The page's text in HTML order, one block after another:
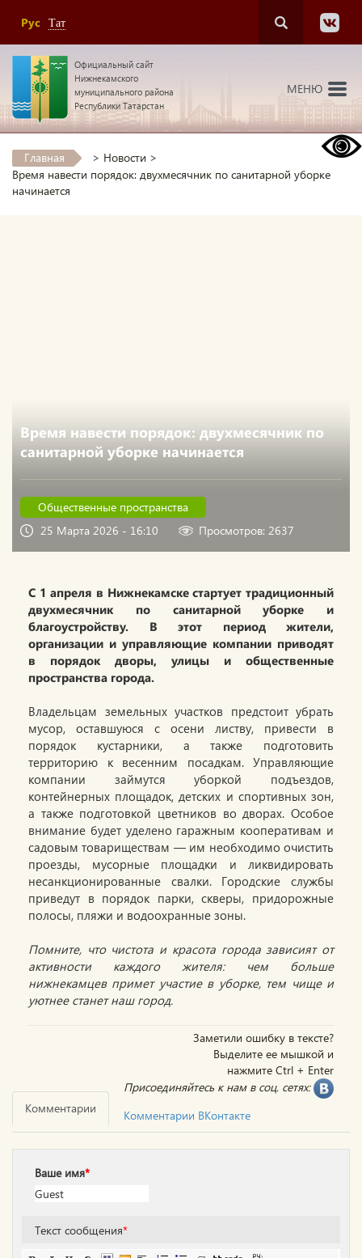
Рус Тат
Официальный сайт
Нижнекамского
муниципального района
Республики Татарстан
МЕНЮ
Главная > Новости >
Время навести порядок: двухмесячник по санитарной уборке
начинается
Время навести порядок: двухмесячник по
санитарной уборке начинается
Общественные пространства
25 Марта 2026 - 16:10
Просмотров: 2637
С 1 апреля в Нижнекамске стартует традиционный
двухмесячник по санитарной уборке и
благоустройству. В этот период жители,
организации и управляющие компании приводят
в порядок дворы, улицы и общественные
пространства города.
Владельцам земельных участков предстоит убрать
мусор, оставшуюся с осени листву, привести в
порядок кустарники, а также подготовить
территорию к весенним посадкам. Управляющие
компании займутся уборкой подъездов,
контейнерных площадок, детских и спортивных зон,
а также подготовкой цветников во дворах. Особое
внимание будет уделено гаражным кооперативам и
садовым товариществам — им необходимо очистить
проезды, мусорные площадки и ликвидировать
несанкционированные свалки. Городские службы
приведут в порядок парки, скверы, придорожные
полосы, пляжи и водоохранные зоны.
Помните, что чистота и красота города зависият от
активности каждого жителя: чем больше
нижнекамцев примет участие в уборке, тем чище и
уютнее станет наш город.
Заметили ошибку в тексте?
Выделите ее мышкой и
нажмите Ctrl + Enter
Присоединяйтесь к нам в соц. сетях:
Комментарии
Комментарии ВКонтакте
Ваше имя*
Текст сообщения*